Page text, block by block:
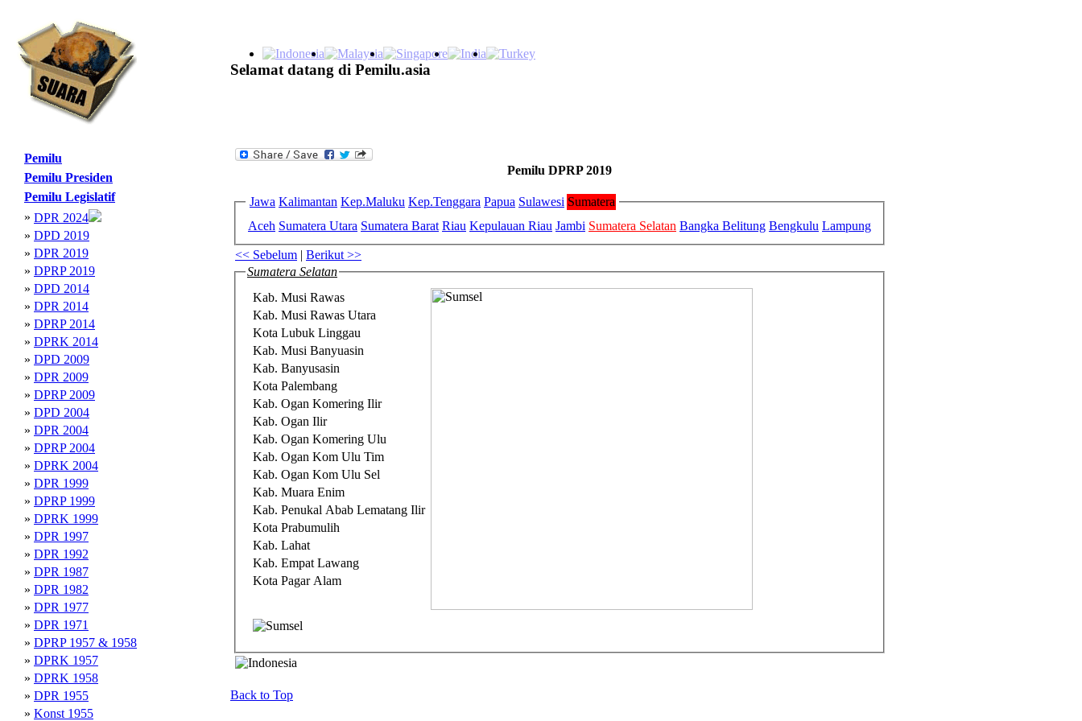
Selamat datang di Pemilu.asia
Pemilu
Pemilu Presiden
Pemilu Legislatif
» DPR 2024
» DPD 2019
» DPR 2019
» DPRP 2019
» DPD 2014
» DPR 2014
» DPRP 2014
» DPRK 2014
» DPD 2009
» DPR 2009
» DPRP 2009
» DPD 2004
» DPR 2004
» DPRP 2004
» DPRK 2004
» DPR 1999
» DPRP 1999
» DPRK 1999
» DPR 1997
» DPR 1992
» DPR 1987
» DPR 1982
» DPR 1977
» DPR 1971
» DPRP 1957 & 1958
» DPRK 1957
» DPRK 1958
» DPR 1955
» Konst 1955
Pemilu DPRP 2019
Jawa Kalimantan Kep.Maluku Kep.Tenggara Papua Sulawesi Sumatera
Aceh Sumatera Utara Sumatera Barat Riau Kepulauan Riau Jambi Sumatera Selatan Bangka Belitung Bengkulu Lampung
<< Sebelum | Berikut >>
Sumatera Selatan
Kab. Musi Rawas
Kab. Musi Rawas Utara
Kota Lubuk Linggau
Kab. Musi Banyuasin
Kab. Banyusasin
Kota Palembang
Kab. Ogan Komering Ilir
Kab. Ogan Ilir
Kab. Ogan Komering Ulu
Kab. Ogan Kom Ulu Tim
Kab. Ogan Kom Ulu Sel
Kab. Muara Enim
Kab. Penukal Abab Lematang Ilir
Kota Prabumulih
Kab. Lahat
Kab. Empat Lawang
Kota Pagar Alam
Back to Top